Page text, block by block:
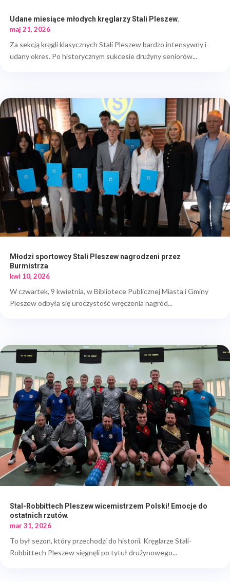
Udane miesiące młodych kręglarzy Stali Pleszew.
maj 21, 2026
Za sekcją kręgli klasycznych Stali Pleszew bardzo intensywny i
udany okres. Po historycznym sukcesie drużyny seniorów...
Młodzi sportowcy Stali Pleszew nagrodzeni przez
Burmistrza
kwi 10, 2026
W czwartek, 9 kwietnia, w Bibliotece Publicznej Miasta i Gminy
Pleszew odbyła się uroczystość wręczenia nagród...
Stal-Robbittech Pleszew wicemistrzem Polski! Emocje do
ostatnich rzutów.
mar 31, 2026
To był sezon, który przechodzi do historii. Kręglarze Stali-
Robbittech Pleszew sięgnęli po tytuł drużynowego...